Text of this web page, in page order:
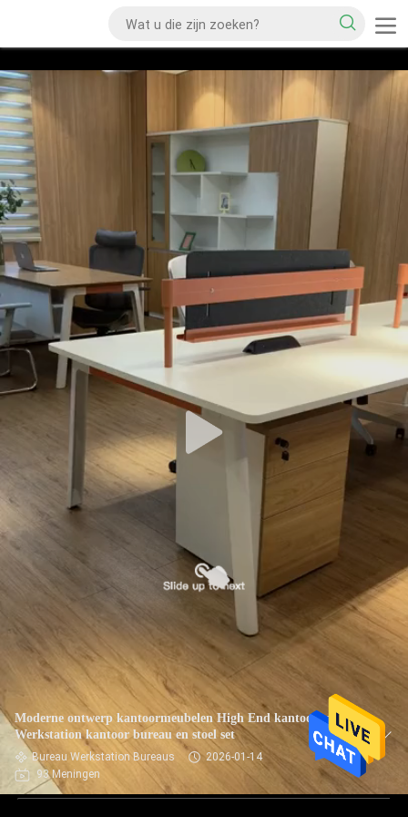
Moderne ontwerp kantoormeubelen High End kantoor tafel
Werkstation kantoor bureau en stoel set
Bureau Werkstation Bureaus
2026-01-14
93 Meningen